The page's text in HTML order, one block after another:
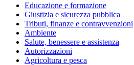
Educazione e formazione
Giustizia e sicurezza pubblica
Tributi, finanze e contravvenzioni
Ambiente
Salute, benessere e assistenza
Autorizzazioni
Agricoltura e pesca